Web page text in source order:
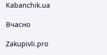
Kabanchik.ua
Вчасно
Zakupivli.pro